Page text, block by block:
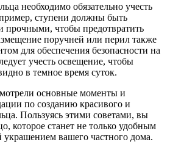
необходимо обязательно учесть
ступени должны быть
прочными, чтобы предотвратить
поручней или перил также
для обеспечения безопасности на
учесть освещение, чтобы
в темное время суток.
основные моменты и
по созданию красивого и
Пользуясь этими советами, вы
которое станет не только удобным
вашего частного дома.